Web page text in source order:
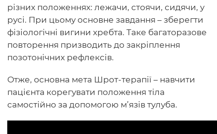
різних положеннях: лежачи, стоячи, сидячи, у
русі. При цьому основне завдання – зберегти
фізіологічні вигини хребта. Таке багаторазове
повторення призводить до закріплення
позотонічних рефлексів.
Отже, основна мета Шрот-терапії – навчити
пацієнта корегувати положення тіла
самостійно за допомогою м’язів тулуба.